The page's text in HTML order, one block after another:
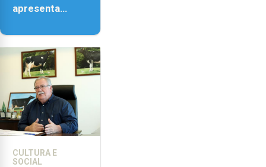
apresenta
Paisagem’
CULTURA E
SOCIAL